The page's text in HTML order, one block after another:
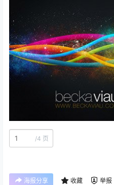
/4 页
海报分享 收藏 举报